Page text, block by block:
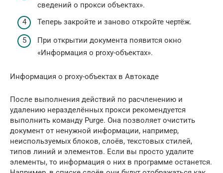
сведений о прокси объектах».
Теперь закройте и заново откройте чертёж.
При открытии документа появится окно
«Информация о proxy-объектах».
Информация о proxy-объектах в Автокаде
После выполнения действий по расчленению и
удалению неразделённых прокси рекомендуется
выполнить команду Purge. Она позволяет очистить
документ от ненужной информации, например,
неиспользуемых блоков, слоёв, текстовых стилей,
типов линий и элементов. Если вы просто удалите
элементы, то информация о них в программе останется.